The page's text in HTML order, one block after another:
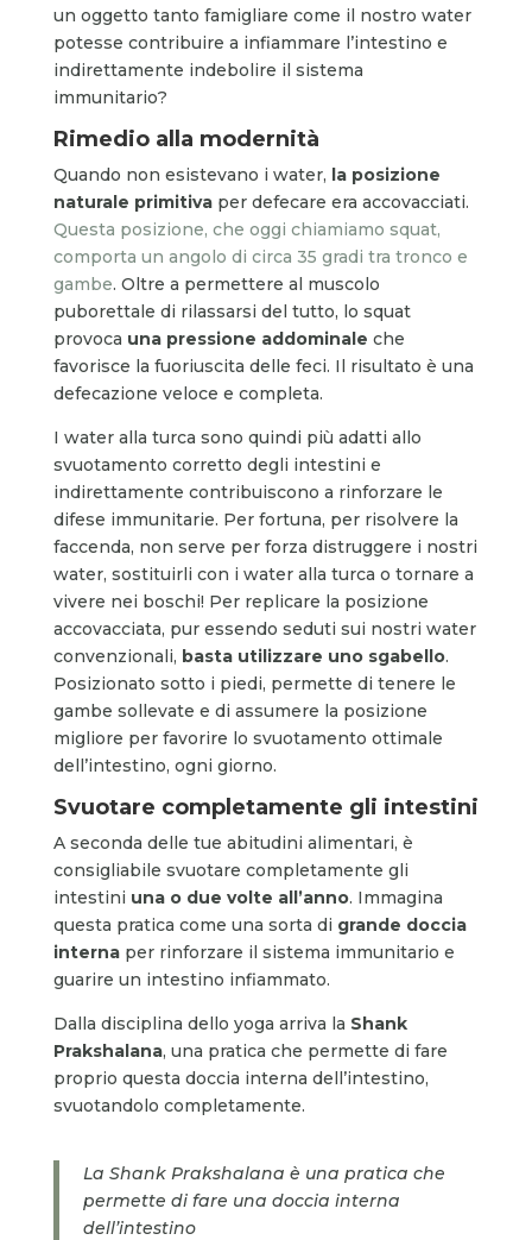
un oggetto tanto famigliare come il nostro water
potesse contribuire a infiammare l’intestino e
indirettamente indebolire il sistema
immunitario?
Rimedio alla modernità
Quando non esistevano i water, la posizione
naturale primitivaper defecare era accovacciati.
Questa posizione, che oggi chiamiamo squat,
comporta un angolo di circa 35 gradi tra tronco e
gambe. Oltre a permettere al muscolo
puborettale di rilassarsi del tutto, lo squat
provoca una pressione addominale che
favorisce la fuoriuscita delle feci. Il risultato è una
defecazione veloce e completa.
I water alla turca sono quindi più adatti allo
svuotamento corretto degli intestini e
indirettamente contribuiscono a rinforzare le
difese immunitarie. Per fortuna, per risolvere la
faccenda, non serve per forza distruggere i nostri
water, sostituirli con i water alla turca o tornare a
vivere nei boschi! Per replicare la posizione
accovacciata, pur essendo seduti sui nostri water
convenzionali, basta utilizzare uno sgabello.
Posizionato sotto i piedi, permette di tenere le
gambe sollevate e di assumere la posizione
migliore per favorire lo svuotamento ottimale
dell’intestino, ogni giorno.
Svuotare completamente gli intestini
A seconda delle tue abitudini alimentari, è
consigliabile svuotare completamente gli
intestini una o due volte all’anno. Immagina
questa pratica come una sorta di grande doccia
internaper rinforzare il sistema immunitario e
guarire un intestino infiammato.
Dalla disciplina dello yoga arriva la Shank
Prakshalana, una pratica che permette di fare
proprio questa doccia interna dell’intestino,
svuotandolo completamente.
La Shank Prakshalana è una pratica che
permette di fare una doccia interna
dell’intestino